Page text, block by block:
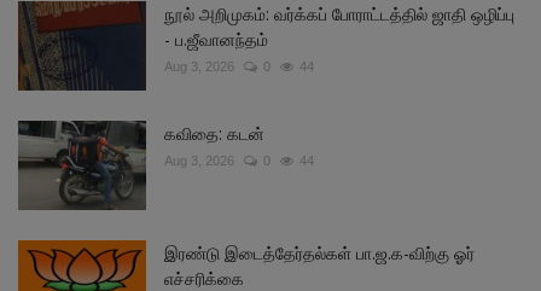
நூல் அறிமுகம்: வர்க்கப் போராட்டத்தில் ஜாதி ஒழிப்பு
- ப.ஜீவானந்தம்
Aug 3, 2026 0 44
கவிதை: கடன்
Aug 3, 2026 0 44
இரண்டு இடைத்தேர்தல்கள் பா.ஜ.க-விற்கு ஓர்
எச்சரிக்கை